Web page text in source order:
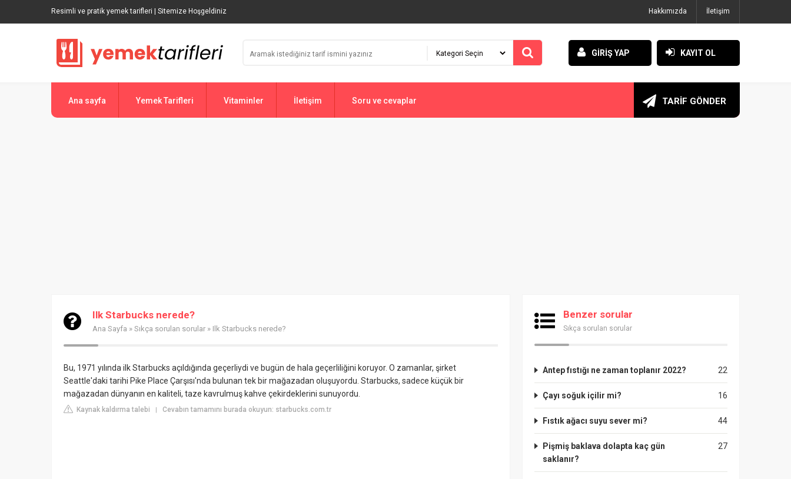
Resimli ve pratik yemek tarifleri | Sitemize Hoşgeldiniz Hakkımızda İletişim
GİRİŞ YAP KAYIT OL
Ana sayfa Yemek Tarifleri Vitaminler İletişim Soru ve cevaplar TARİF GÖNDER
Ilk Starbucks nerede?
Ana Sayfa » Sıkça sorulan sorular » Ilk Starbucks nerede?
Bu, 1971 yılında ilk Starbucks açıldığında geçerliydi ve bugün de hala geçerliliğini koruyor. O zamanlar, şirket
Seattle'daki tarihi Pike Place Çarşısı'nda bulunan tek bir mağazadan oluşuyordu. Starbucks, sadece küçük bir
mağazadan dünyanın en kaliteli, taze kavrulmuş kahve çekirdeklerini sunuyordu.
Kaynak kaldırma talebi | Cevabın tamamını burada okuyun: starbucks.com.tr
Benzer sorular
Sıkça sorulan sorular
22
Antep fıstığı ne zaman toplanır 2022?
16
Çayı soğuk içilir mi?
44
Fıstık ağacı suyu sever mi?
27
Pişmiş baklava dolapta kaç gün
saklanır?